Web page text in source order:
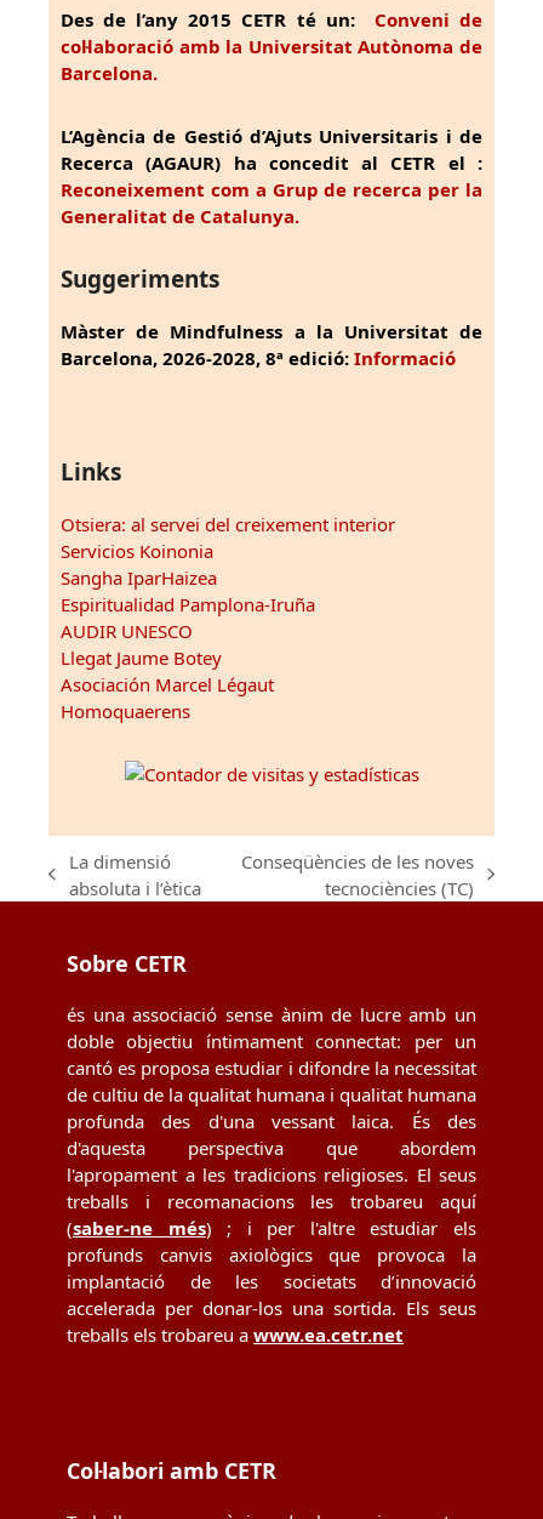
Des de l’any 2015 CETR té un: Conveni de
col·laboració amb la Universitat Autònoma de
Barcelona.
L’Agència de Gestió d’Ajuts Universitaris i de
Recerca (AGAUR) ha concedit al CETR el :
Reconeixement com a Grup de recerca per la
Generalitat de Catalunya.
Suggeriments
Màster de Mindfulness a la Universitat de
Barcelona, 2026-2028, 8ª edició: Informació
Links
Otsiera: al servei del creixement interior
Servicios Koinonia
Sangha IparHaizea
Espiritualidad Pamplona-Iruña
AUDIR UNESCO
Llegat Jaume Botey
Asociación Marcel Légaut
Homoquaerens
previous
La dimensió
absoluta i l’ètica
Conseqüències de les noves
tecnociències (TC)
Sobre CETR
és una associació sense ànim de lucre amb un
doble objectiu íntimament connectat: per un
cantó es proposa estudiar i difondre la necessitat
de cultiu de la qualitat humana i qualitat humana
profunda des d'una vessant laica. És des
d'aquesta perspectiva que abordem
l'apropament a les tradicions religioses. El seus
treballs i recomanacions les trobareu aquí
(saber-ne més) ; i per l'altre estudiar els
profunds canvis axiològics que provoca la
implantació de les societats d’innovació
accelerada per donar-los una sortida. Els seus
treballs els trobareu a www.ea.cetr.net
Col·labori amb CETR